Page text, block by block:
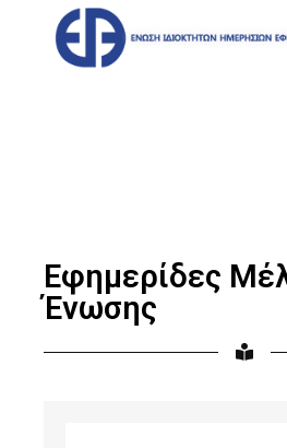
Εφημερίδες
Ένωσης